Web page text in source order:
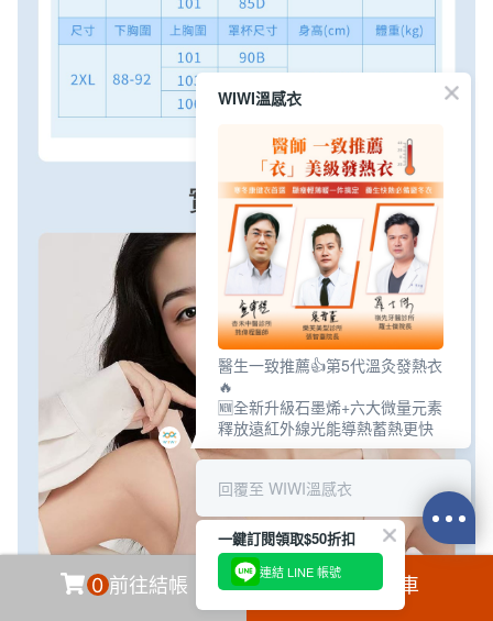
0 前往結帳 加入購物車
WIWI溫感衣
醫生一致推薦👍第5代溫灸發熱衣
🔥
🆕全新升級石墨烯+六大微量元素
釋放遠紅外線光能導熱蓄熱更快
回覆至 WIWI溫感衣
一鍵訂閱領取$50折扣
連結 LINE 帳號